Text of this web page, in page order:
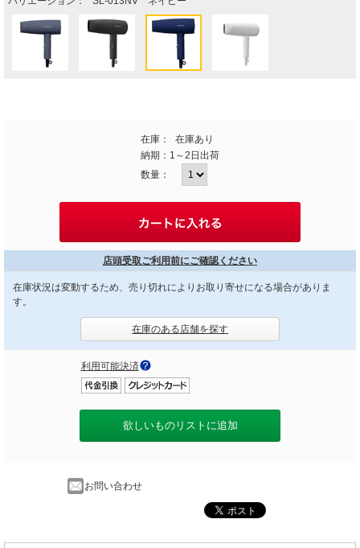
在庫：
在庫あり
納期： 1～2日出荷
数量：
店頭受取ご利用前にご確認ください
在庫状況は変動するため、売り切れによりお取り寄せになる場合がありま
す。
在庫のある店舗を探す
利用可能決済
欲しいものリストに追加
お問い合わせ